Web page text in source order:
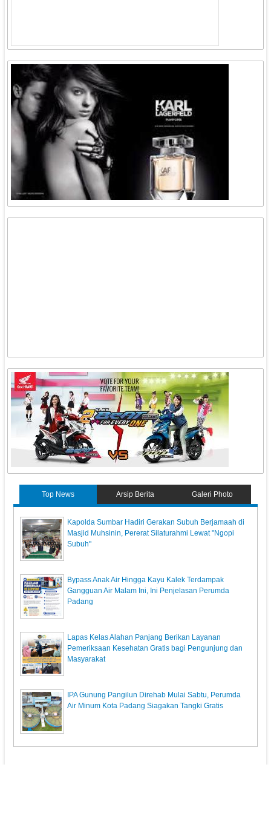
Top News Arsip Berita Galeri Photo
Kapolda Sumbar Hadiri Gerakan Subuh Berjamaah di
Masjid Muhsinin, Pererat Silaturahmi Lewat "Ngopi
Subuh"
Bypass Anak Air Hingga Kayu Kalek Terdampak
Gangguan Air Malam Ini, Ini Penjelasan Perumda
Padang
Lapas Kelas Alahan Panjang Berikan Layanan
Pemeriksaan Kesehatan Gratis bagi Pengunjung dan
Masyarakat
IPA Gunung Pangilun Direhab Mulai Sabtu, Perumda
Air Minum Kota Padang Siagakan Tangki Gratis